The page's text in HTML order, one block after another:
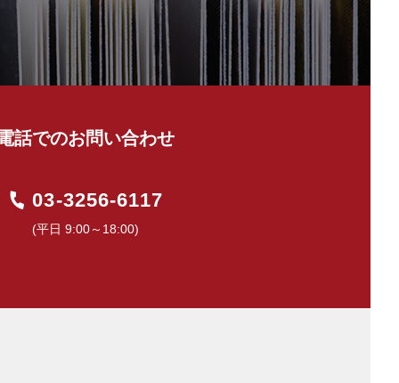
話でのお問い合わせ
03-3256-6117
(平日 9:00～18:00)